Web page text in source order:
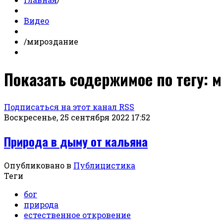
Видео
/мироздание
Показать содержимое по тегу:
Подписаться на этот канал RSS
Воскресенье, 25 сентября 2022 17:52
Природа в дыму от кальяна
Опубликовано в Публицистика
Теги
бог
природа
естественное откровение